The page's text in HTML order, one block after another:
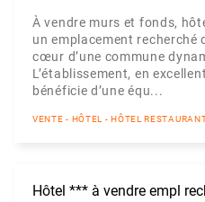
À vendre murs et fonds,
un emplacement recherché
cœur d’une commune
L’établissement, en
bénéficie d’une équ...
VENTE - HÔTEL - HÔTEL
Hôtel *** à vendre empl